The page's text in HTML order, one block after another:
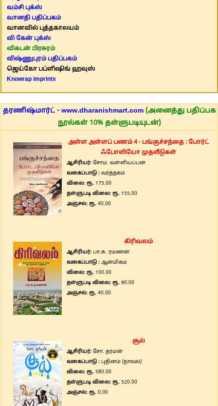
வம்சி புக்ஸ்
வானதி பதிப்பகம்
வானவில் புத்தகாலயம்
வி கேன் புக்ஸ்
விகடன் பிரசுரம்
விஷ்ணுபுரம் பதிப்பகம்
ஜெய்கோ பப்ளிஷிங் ஹவுஸ்
Knowrap imprints
தரணிஷ்மார்ட் - www.dharanishmart.com (அனைத்து பதிப்பக
நூல்கள் 10% தள்ளுபடியுடன்)
அள்ள அள்ளப் பணம் 4 - பங்குச்சந்தை : போர்ட்
ஃபோலியோ முதலீடுகள்
ஆசிரியர்: சோம. வள்ளியப்பன்
வகைப்பாடு : வர்த்தகம்
விலை: ரூ. 175.00
தள்ளுபடி விலை: ரூ. 155.00
அஞ்சல்: ரூ. 40.00
கிரிவலம்
ஆசிரியர்: பா.சு. ரமணன்
வகைப்பாடு : ஆன்மிகம்
விலை: ரூ. 100.00
தள்ளுபடி விலை: ரூ. 90.00
அஞ்சல்: ரூ. 40.00
சூல்
ஆசிரியர்: சோ. தர்மன்
வகைப்பாடு : புதினம் (நாவல்)
விலை: ரூ. 580.00
தள்ளுபடி விலை: ரூ. 520.00
அஞ்சல்: ரூ. 0.00